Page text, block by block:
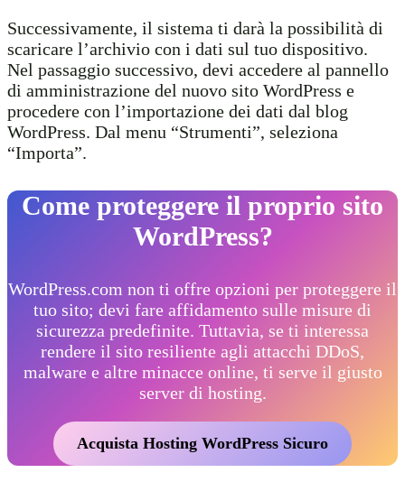
Successivamente, il sistema ti darà la possibilità di
scaricare l’archivio con i dati sul tuo dispositivo.
Nel passaggio successivo, devi accedere al pannello
di amministrazione del nuovo sito WordPress e
procedere con l’importazione dei dati dal blog
WordPress. Dal menu “Strumenti”, seleziona
“Importa”.
Come proteggere il proprio sito
WordPress?
WordPress.com non ti offre opzioni per proteggere il
tuo sito; devi fare affidamento sulle misure di
sicurezza predefinite. Tuttavia, se ti interessa
rendere il sito resiliente agli attacchi DDoS,
malware e altre minacce online, ti serve il giusto
server di hosting.
Acquista Hosting WordPress Sicuro